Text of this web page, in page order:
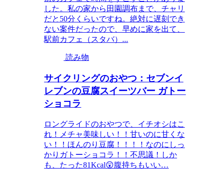
した。私の家から田園調布まで、チャリ
だと50分くらいですね。絶対に遅刻でき
ない案件だったので、早めに家を出て、
駅前カフェ（スタバ）...
読み物
サイクリングのおやつ：セブンイ
レブンの豆腐スイーツバー ガトー
ショコラ
ロングライドのおやつで、イチオシはこ
れ！メチャ美味しい！！甘いのに甘くな
い！！ほんのり豆腐！！！！なのにしっ
かりガトーショコラ！！不思議！しか
も、たった81Kcal😲腹持ちもいい…